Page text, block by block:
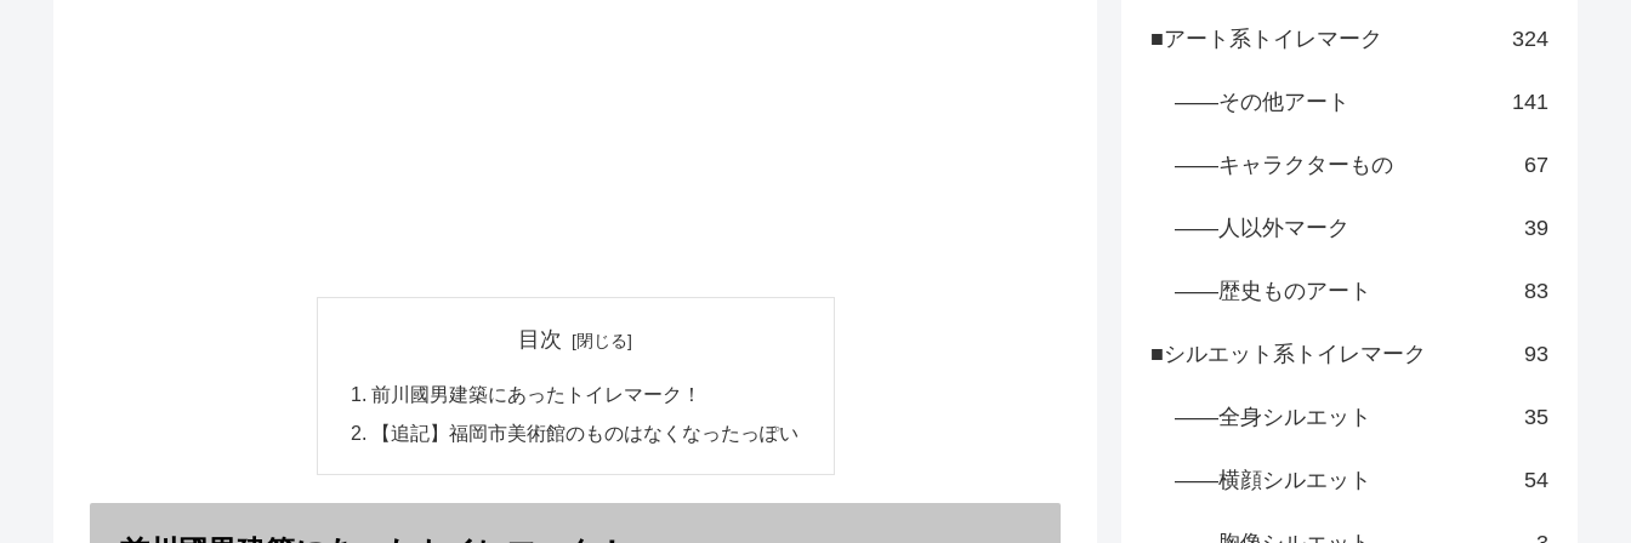
目次
前川國男建築にあったトイレマーク！
【追記】福岡市美術館のものはなくなったっぽい
■アート系トイレマーク 324
――その他アート 141
――キャラクターもの 67
――人以外マーク 39
――歴史ものアート 83
■シルエット系トイレマーク 93
――全身シルエット 35
――横顔シルエット 54